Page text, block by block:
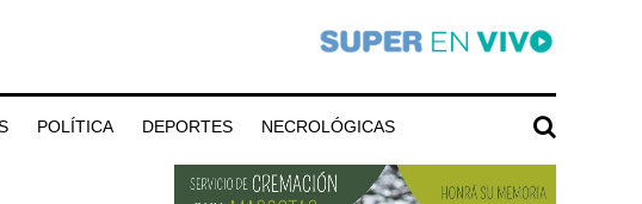
POLÍTICA DEPORTES NECROLÓGICAS